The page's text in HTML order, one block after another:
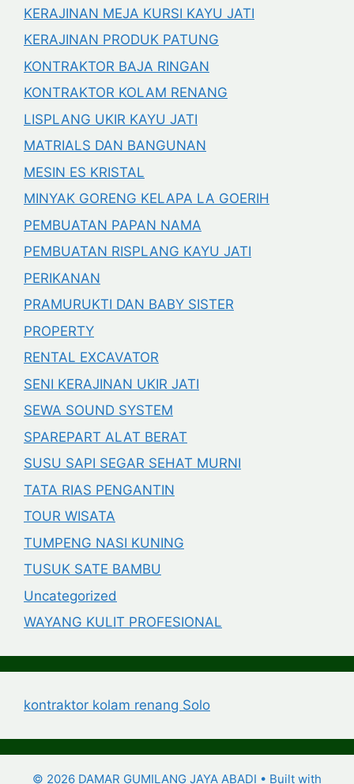
KERAJINAN MEJA KURSI KAYU JATI
KERAJINAN PRODUK PATUNG
KONTRAKTOR BAJA RINGAN
KONTRAKTOR KOLAM RENANG
LISPLANG UKIR KAYU JATI
MATRIALS DAN BANGUNAN
MESIN ES KRISTAL
MINYAK GORENG KELAPA LA GOERIH
PEMBUATAN PAPAN NAMA
PEMBUATAN RISPLANG KAYU JATI
PERIKANAN
PRAMURUKTI DAN BABY SISTER
PROPERTY
RENTAL EXCAVATOR
SENI KERAJINAN UKIR JATI
SEWA SOUND SYSTEM
SPAREPART ALAT BERAT
SUSU SAPI SEGAR SEHAT MURNI
TATA RIAS PENGANTIN
TOUR WISATA
TUMPENG NASI KUNING
TUSUK SATE BAMBU
Uncategorized
WAYANG KULIT PROFESIONAL
kontraktor kolam renang Solo
© 2026 DAMAR GUMILANG JAYA ABADI • Built with